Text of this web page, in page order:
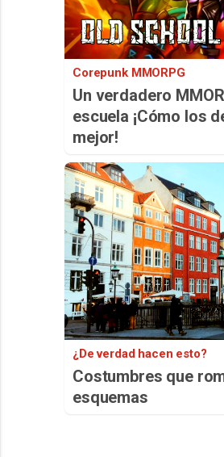
Corepunk MMORPG
Un verdadero
escuela ¡Cómo los
mejor!
¿De verdad hacen esto?
Costumbres que
esquemas